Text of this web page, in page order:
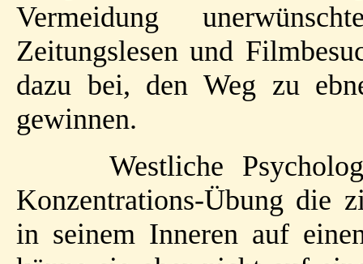
Vermeidung
Zeitungslesen und
dazu bei, den Weg zu
gewinnen.
Westliche
Konzentrations-Übung die
in seinem Inneren auf